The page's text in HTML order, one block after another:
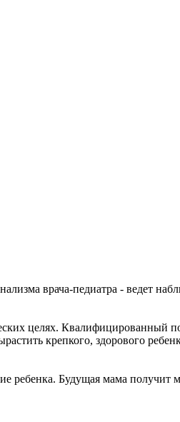
врача-педиатра - ведет
целях. Квалифицированный
крепкого, здорового
ребенка. Будущая мама